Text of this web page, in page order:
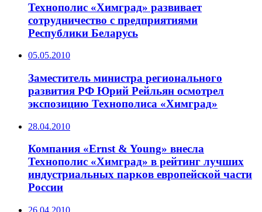
Технополис «Химград» развивает
сотрудничество с предприятиями
Республики Беларусь
05.05.2010
Заместитель министра регионального
развития РФ Юрий Рейльян осмотрел
экспозицию Технополиса «Химград»
28.04.2010
Компания «Ernst & Young» внесла
Технополис «Химград» в рейтинг лучших
индустриальных парков европейской части
России